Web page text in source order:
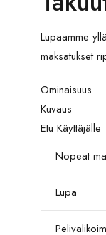
Lupaamme
maksatukset
Ominaisuus
Kuvaus
Etu Käyttäjälle
Nopeat
Lupa